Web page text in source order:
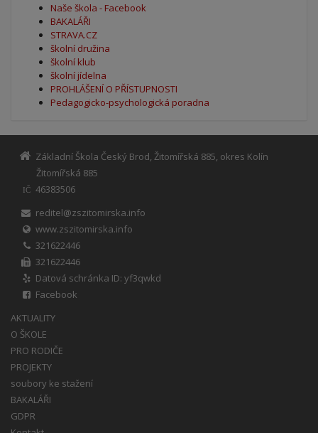
Naše škola - Facebook
BAKALÁŘI
STRAVA.CZ
školní družina
školní klub
školní jídelna
PROHLÁŠENÍ O PŘÍSTUPNOSTI
Pedagogicko-psychologická poradna
Základní Škola Český Brod, Žitomířská 885, okres Kolín
Žitomířská 885
IČ
46383506
reditel@zszitomirska.info
www.zszitomirska.info
321622446
321622446
Datová schránka ID: yf3qwkd
Facebook
AKTUALITY
O ŠKOLE
PRO RODIČE
PROJEKTY
soubory ke stažení
BAKALÁŘI
GDPR